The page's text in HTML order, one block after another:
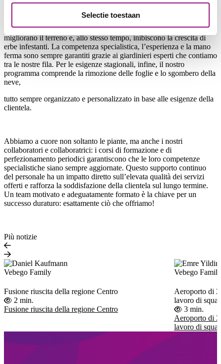
Selectie toestaan
di siepi, alberi e arbusti, dalla realizzazione di aiuole fino alla cura
del verde di ambienti interni. Per ridurre al minimo l’impiego di
prodotti chimici, scegliamo anche fertilizzanti organici e organismi
benefici e lavoriamo con materiali di pacciamatura compostabili che
migliorano il terreno e, allo stesso tempo, inibiscono la crescita di
erbe infestanti. La competenza specialistica, l’esperienza e la mano
ferma sono sempre garantiti grazie ai giardinieri esperti che contiamo
tra le nostre fila. Per le esigenze stagionali, infine, il nostro
programma comprende la rimozione delle foglie e lo sgombero della
neve,
tutto sempre organizzato e personalizzato in base alle esigenze della
clientela.
Abbiamo a cuore non soltanto le piante, ma anche i nostri
collaboratori e collaboratrici: i corsi di formazione e di
perfezionamento periodici garantiscono che le loro competenze
specialistiche siano sempre aggiornate. Questo supporto continuo
del personale ha un impatto diretto sull’elevata qualità dei servizi
offerti e rafforza la soddisfazione della clientela sul lungo termine.
Un team motivato e adeguatamente formato è la chiave per un
successo duraturo: esattamente ciò che offriamo!
Più notizie
Vebego Family
Fusione riuscita della regione Centro
2 min.
Fusione riuscita della regione Centro
Vebego Family
Aeroporto di
lavoro di
3 min.
Aeroporto di
lavoro di